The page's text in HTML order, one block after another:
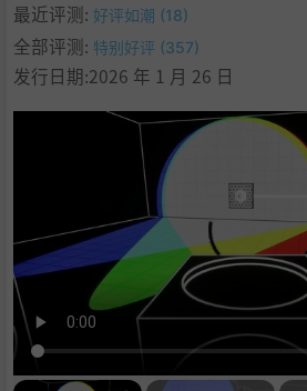
最近评测: 好评如潮 (18)
全部评测: 特别好评 (357)
发行日期:2026 年 1 月 26 日